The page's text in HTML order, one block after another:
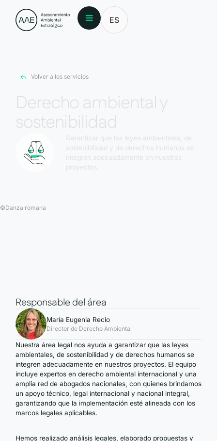
ES
Volver a los servicios
Derecho ambiental y
sostenibilidad
Garantizar que las leyes ambientales, de
sostenibilidad y de derechos humanos se
integren adecuadamente en nuestros
proyectos.
©Danza romana
Responsable del área
María Eugenia Recio
Director de Derecho Ambiental
Nuestra área legal nos ayuda a garantizar que las leyes
ambientales, de sostenibilidad y de derechos humanos se
integren adecuadamente en nuestros proyectos. El equipo
incluye expertos en derecho ambiental internacional y una
amplia red de abogados nacionales, con quienes brindamos
un apoyo técnico, legal internacional y nacional integral,
garantizando que la implementación esté alineada con los
marcos legales aplicables.
Hemos realizado análisis legales, elaborado propuestas y